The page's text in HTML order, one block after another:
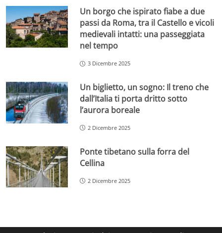
Un borgo che ispirato fiabe a due
passi da Roma, tra il Castello e vicoli
medievali intatti: una passeggiata
nel tempo
3 Dicembre 2025
Un biglietto, un sogno: Il treno che
dall’Italia ti porta dritto sotto
l’aurora boreale
2 Dicembre 2025
Ponte tibetano sulla forra del
Cellina
2 Dicembre 2025